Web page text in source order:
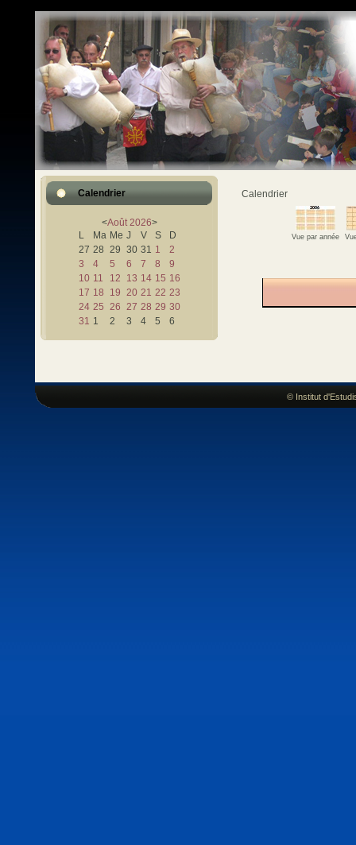
Calendrier
<Août 2026>
L
Ma Me J V S
D
27 28 29 30 31 1
2
3
4 5 6 7 8
9
10 11 12 13 14 15 16
17 18 19 20 21 22 23
24 25 26 27 28 29 30
31 1 2 3 4 5 6
Calendrier
Vue par année
© Institut